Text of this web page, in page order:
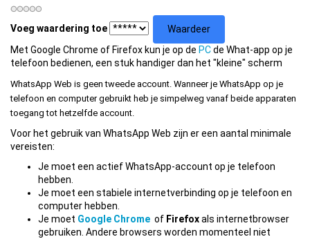
Voeg waardering toe
Met Google Chrome of Firefox kun je op de PCde What-app op je
telefoon bedienen, een stuk handiger dan het "kleine" scherm
WhatsApp Web is geen tweede account. Wanneer je WhatsApp op je
telefoon en computer gebruikt heb je simpelweg vanaf beide apparaten
toegang tot hetzelfde account.
Voor het gebruik van WhatsApp Web zijn er een aantal minimale
vereisten:
Je moet een actief WhatsApp-account op je telefoon
hebben.
Je moet een stabiele internetverbinding op je telefoon en
computer hebben.
Je moet Google Chrome of Firefoxals internetbrowser
gebruiken. Andere browsers worden momenteel niet